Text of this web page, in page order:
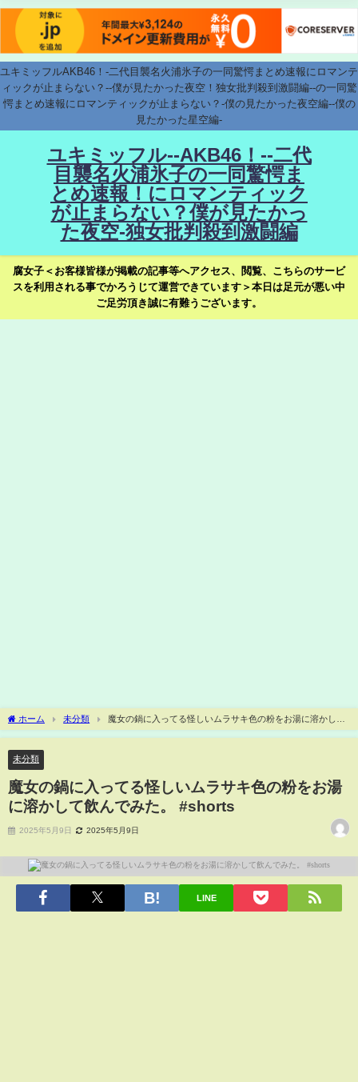
ユキミッフルAKB46！-二代目襲名火浦氷子の一同驚愕まとめ速報にロマンテ
ィックが止まらない？--僕が見たかった夜空！独女批判殺到激闘編--の一同驚
愕まとめ速報にロマンティックが止まらない？-僕の見たかった夜空編--僕の
見たかった星空編-
ユキミッフル--AKB46！--二代
目襲名火浦氷子の一同驚愕ま
とめ速報！にロマンティック
が止まらない？僕が見たかっ
た夜空-独女批判殺到激闘編
腐女子＜お客様皆様が掲載の記事等へアクセス、閲覧、こちらのサービ
スを利用される事でかろうじて運営できています＞本日は足元が悪い中
ご足労頂き誠に有難うございます。
ホーム 未分類
魔女の鍋に入ってる怪しいムラサキ色の粉をお湯に溶かして
飲んでみた。 #shorts
未分類
魔女の鍋に入ってる怪しいムラサキ色の粉をお湯
に溶かして飲んでみた。 #shorts
2025年5月9日 2025年5月9日
LINE